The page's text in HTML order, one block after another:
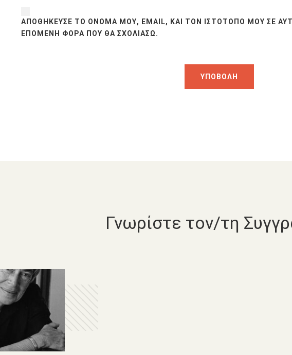
ΑΠΟΘΉΚΕΥΣΕ ΤΟ ΌΝΟΜΆ ΜΟΥ, EMAIL, ΚΑΙ ΤΟΝ ΙΣΤΌΤΟΠΟ ΜΟΥ ΣΕ
ΕΠΌΜΕΝΗ ΦΟΡΆ ΠΟΥ ΘΑ ΣΧΟΛΙΆΣΩ.
Γνωρίστε τον/τη